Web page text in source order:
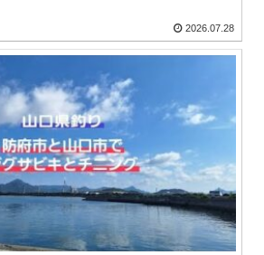
2026.07.28